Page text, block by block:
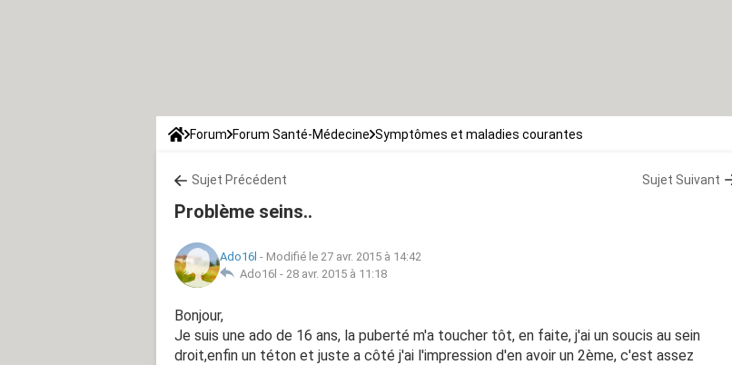
Forum Forum Santé-Médecine Symptômes et maladies courantes
Sujet Précédent Sujet Suivant
Problème seins..
Ado16l - Modifié le 27 avr. 2015 à 14:42
Ado16l - 28 avr. 2015 à 11:18
Bonjour,
Je suis une ado de 16 ans, la puberté m'a toucher tôt, en faite, j'ai un soucis au sein
droit,enfin un téton et juste a côté j'ai l'impression d'en avoir un 2ème, c'est assez